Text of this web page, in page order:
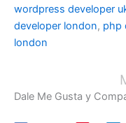
wordpress developer
developer london, php
london
Dale Me Gusta y